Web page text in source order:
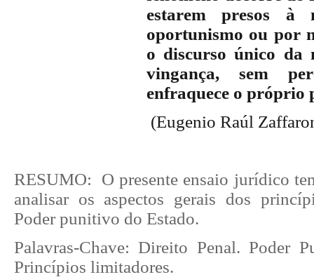
estarem presos à
oportunismo ou por
o discurso único da
vingança, sem
enfraquece o próprio
(Eugenio Raúl
RESUMO: O presente ensaio jurídico
analisar os aspectos gerais dos
Poder punitivo do Estado.
Palavras-Chave: Direito Penal. Poder
Princípios limitadores.